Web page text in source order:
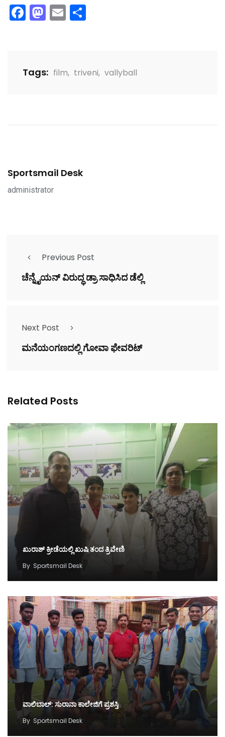
Facebook
Mastodon
Email
Tags: film, triveni, vallyball
Sportsmail Desk
administrator
Previous Post
ಚೆನ್ನೈಯನ್ ವಿರುದ್ಧ ಡ್ರಾ ಸಾಧಿಸಿದ ಡೆಲ್ಲಿ
Next Post
ಮನೆಯಂಗಣದಲ್ಲಿ ಗೋವಾ ಫೇವರಿಟ್
Related Posts
ಖುರಾಶ್ ಕ್ರೀಡೆಯಲ್ಲಿ ಖುಷಿ ತಂದ ತ್ರಿವೇಣಿ
By Sportsmail Desk
ವಾಲಿಬಾಲ್: ಸುರಾನಾ ಕಾಲೇಜಿಗೆ ಪ್ರಶಸ್ತಿ
By Sportsmail Desk